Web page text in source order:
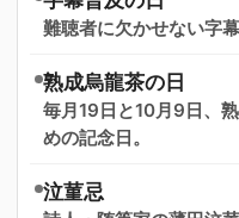
難聴者に欠かせない字
熟成烏龍茶の日
毎月19日と10月9日、
めの記念日。
泣菫忌